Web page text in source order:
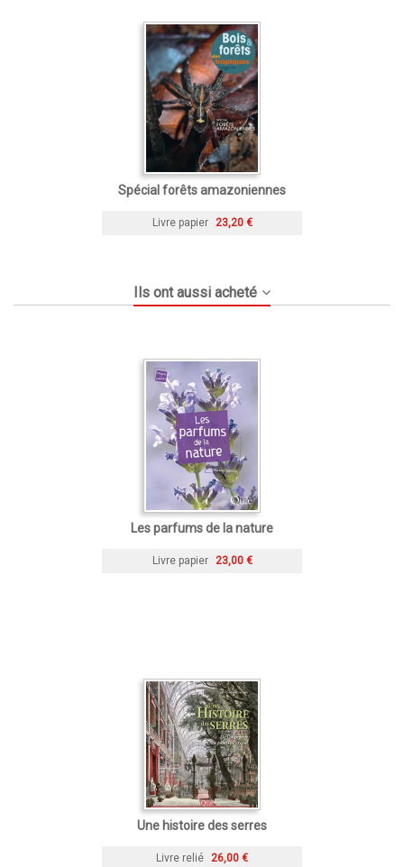
Spécial forêts amazoniennes
Livre papier 23,20 €
Ils ont aussi acheté
Les parfums de la nature
Livre papier 23,00 €
Une histoire des serres
Livre relié 26,00 €